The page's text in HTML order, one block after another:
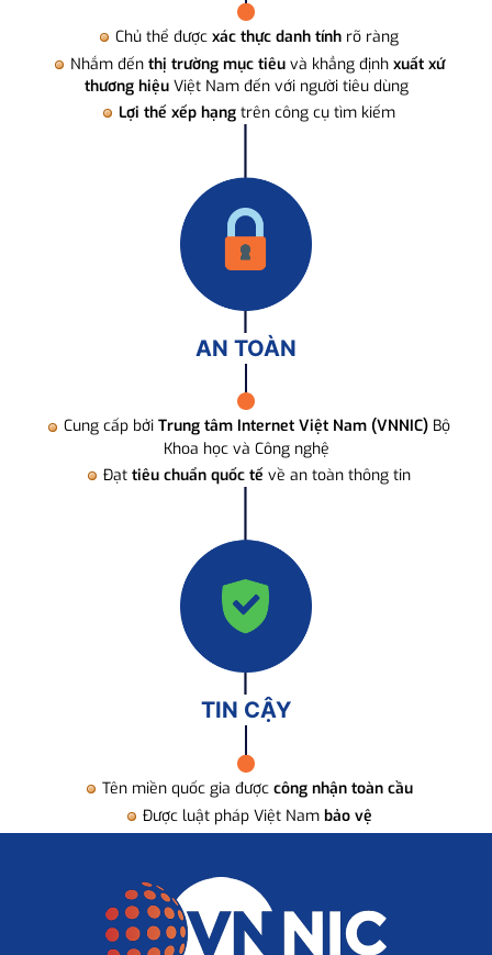
Chủ thể được xác thực danh tính rõ ràng
Nhắm đến thị trường mục tiêuvà khẳng định xuất xứ
thương hiệuViệt Nam đến với người tiêu dùng
Lợi thế xếp hạng trên công cụ tìm kiếm
AN TOÀN
Cung cấp bởi Trung tâm Internet Việt Nam (VNNIC) Bộ
Khoa học và Công nghệ
Đạt tiêu chuẩn quốc tế về an toàn thông tin
TIN CẬY
Tên miền quốc gia được công nhận toàn cầu
Được luật pháp Việt Nam bảo vệ